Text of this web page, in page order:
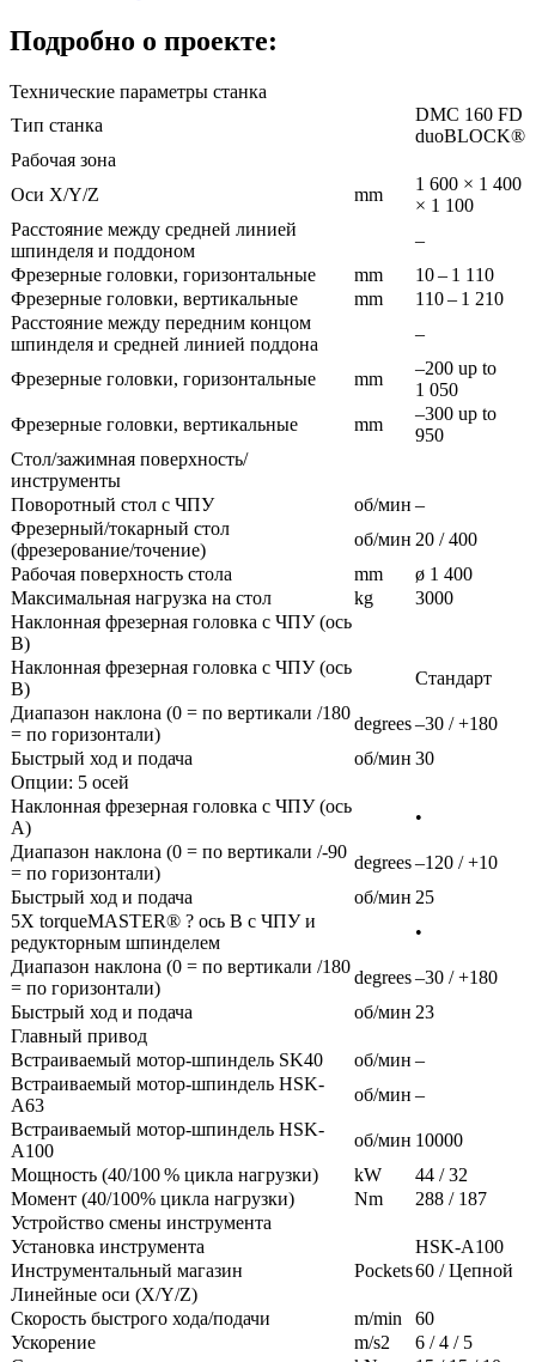
Подробно о проекте:
Технические параметры станка
Тип станка
DMC 160 FD
duoBLOCK®
Рабочая зона
Оси X/Y/Z
mm
1 600 × 1 400
× 1 100
Расстояние между средней линией
шпинделя и поддоном
–
Фрезерные головки, горизонтальные
mm
10 – 1 110
Фрезерные головки, вертикальные
mm
110 – 1 210
Расстояние между передним концом
шпинделя и средней линией поддона
–
Фрезерные головки, горизонтальные mm
–200 up to
1 050
Фрезерные головки, вертикальные
mm
–300 up to
950
Стол/зажимная поверхность/
инструменты
Поворотный стол с ЧПУ
об/мин –
Фрезерный/токарный стол
(фрезерование/точение)
об/мин 20 / 400
Рабочая поверхность стола
mm
ø 1 400
Максимальная нагрузка на стол
kg
3000
Наклонная фрезерная головка с ЧПУ (ось
B)
Наклонная фрезерная головка с ЧПУ (ось
B)
Стандарт
Диапазон наклона (0 = по вертикали /180
= по горизонтали)
degrees–30 / +180
Быстрый ход и подача
об/мин 30
Опции: 5 осей
Наклонная фрезерная головка с ЧПУ (ось
A)
•
Диапазон наклона (0 = по вертикали /-90
= по горизонтали)
degrees–120 / +10
Быстрый ход и подача
об/мин 25
5X torqueMASTER® ? ось B с ЧПУ и
редукторным шпинделем
•
Диапазон наклона (0 = по вертикали /180
= по горизонтали)
degrees–30 / +180
Быстрый ход и подача
об/мин 23
Главный привод
Встраиваемый мотор-шпиндель SK40
об/мин –
Встраиваемый мотор-шпиндель HSK-
A63
об/мин –
Встраиваемый мотор-шпиндель HSK-
A100
об/мин 10000
Мощность (40/100 % цикла нагрузки)
kW
44 / 32
Момент (40/100% цикла нагрузки)
Nm
288 / 187
Устройство смены инструмента
Установка инструмента
HSK-A100
Инструментальный магазин
Pockets60 / Цепной
Линейные оси (X/Y/Z)
Скорость быстрого хода/подачи
m/min
60
Ускорение
m/s2
6 / 4 / 5